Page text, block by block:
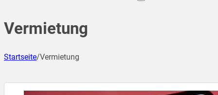
Vermietung
Startseite/Vermietung